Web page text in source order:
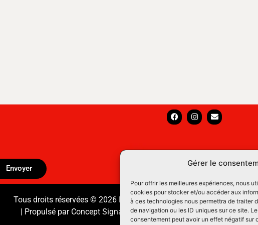
Gérer le
Pour offrir les meilleures expériences, nous
cookies pour stocker et/ou accéder aux
à ces technologies nous permettra de traiter
de navigation ou les ID uniques sur ce site.
consentement peut avoir un effet négatif
Envoyer
Tous droits réservées © 2026 Équipements Équins LM
| Propulsé par Concept Signature Les Pros du Web